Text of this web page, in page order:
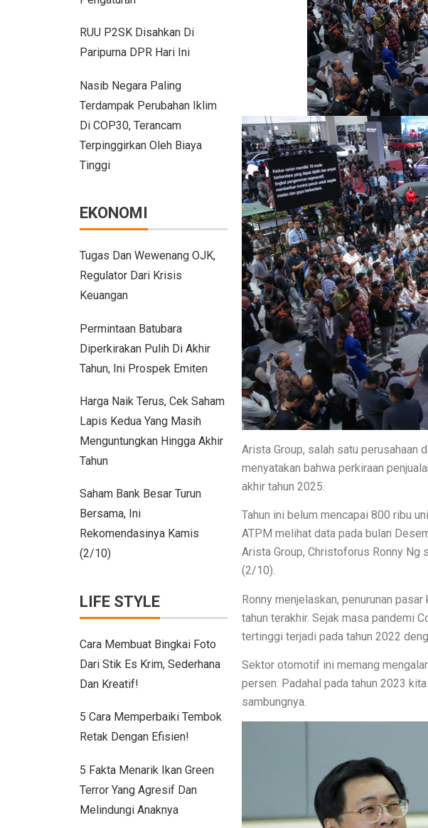
Daihatsu Rocky Diluncurkan di GIIAS: SUV Kompak
Hyundai Akan Rilis Mobil Listrik Baru Tahun Ini
Arista Bawa Farizon, Mobil Niaga Listrik yang Siap Lawan
28 Kendaraan Perusahaan di Aceh Tamiang Pakai Pelat
Pengalaman Pertama Mengemudi Jaecoo J8, SUV
GIIAS Bandung 2025: Komitmen Gaikindo Dukung
Persaingan BMW dan Mercedes-Benz Hadapi Bebas Bea
Citroen C3 Sport dan Jeep Gladiator Meluncur di GIIAS
Uji Coba Mobil SUV JAECOO J8 SHS ARDIS di ISDC
Jeep Gladiator Sport Tampil di GIIAS Bandung 2025
GIIAS Bandung 2025: Konsistensi 54 Tahun Toyota
Petualangan Motor Baru! Kove 350F 344cc Dirilis, Lihat
Toyota Avanza, Teman Perjalanan Jauh dengan
7 Ide Pagar Bambu Sederhana untuk Rumah Tropis
10 Model Batu Alam Dinding Minimalis Terbaru
Ternyata Mudah, Ini 5 Cara Pasang Wallpaper Dinding
Cara Membuat Bingkai Foto dari Stik Es Krim, Sederhana
Denah Rumah 6×12 Panjang, Hunian Nyaman Tanpa Ribet
Tips Menata Hiasan Dinding untuk Ruang Tamu Estetis
Pasien Konsultasi Kesehatan ke AI? Ini Tanggapan Dokter
Harga Kusen UPVC vs Aluminium, Ketahui Perbedaannya!
Tanda-Tanda Kanker Payudara yang Sering Diabaikan
Hasil MotoGP Jepang 2025: Marc Marquez Juara Dunia
Tren Rumah Scandinavian: Ciri Khas dan Aturan Desain
Anti Ribet, Gaya Hias Dinding Modern dari Stik Es Krim
Idaman! 10 Desain Wajib untuk Rumah Sempit
5 Cara Menyemprot Dinding Basah agar Rapi dan Awet!
Mewah dan Megah, 10 Rumah Terbesar di Dunia!
RUU P2SK Disahkan Di
Paripurna DPR Hari Ini
Nasib Negara Paling
Terdampak Perubahan Iklim
Di COP30, Terancam
Terpinggirkan Oleh Biaya
Tinggi
EKONOMI
Tugas Dan Wewenang OJK,
Regulator Dari Krisis
Keuangan
Permintaan Batubara
Diperkirakan Pulih Di Akhir
Tahun, Ini Prospek Emiten
Harga Naik Terus, Cek Saham
Lapis Kedua Yang Masih
Menguntungkan Hingga Akhir
Tahun
Saham Bank Besar Turun
Bersama, Ini
Rekomendasinya Kamis
(2/10)
LIFE STYLE
Cara Membuat Bingkai Foto
Dari Stik Es Krim, Sederhana
Dan Kreatif!
5 Cara Memperbaiki Tembok
Retak Dengan Efisien!
5 Fakta Menarik Ikan Green
Terror Yang Agresif Dan
Melindungi Anaknya
Arista Group, salah satu
menyatakan bahwa perkiraan
akhir tahun 2025.
Tahun ini belum mencapai 800 ribu
ATPM melihat data pada bulan
Arista Group, Christoforus Ronny Ng
(2/10).
Ronny menjelaskan, penurunan
tahun terakhir. Sejak masa pandemi
tertinggi terjadi pada tahun 2022
Sektor otomotif ini memang
persen. Padahal pada tahun 2023
sambungnya.